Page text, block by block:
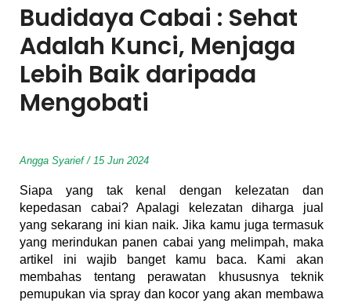
Budidaya Cabai : Sehat
Adalah Kunci, Menjaga
Lebih Baik daripada
Mengobati
Angga Syarief / 15 Jun 2024
Siapa yang tak kenal dengan kelezatan dan
kepedasan cabai? Apalagi kelezatan diharga jual
yang sekarang ini kian naik. Jika kamu juga termasuk
yang merindukan panen cabai yang melimpah, maka
artikel ini wajib banget kamu baca. Kami akan
membahas tentang perawatan khususnya teknik
pemupukan via spray dan kocor yang akan membawa